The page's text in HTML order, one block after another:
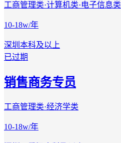
工商管理类·计算机类·电子信息类
10-18w/年
深圳 本科及以上
已过期
销售商务专员
工商管理类·经济学类
10-18w/年